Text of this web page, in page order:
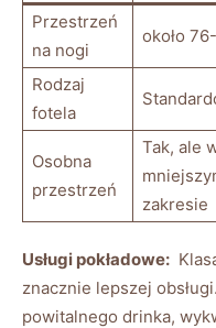
Przestrzeń
na nogi
około
Rodzaj
fotela
Osobna
przestrzeń
Tak, ale
zakresie
Usługi pokładowe:
znacznie ⁤lepszej
powitalnego⁣ drinka,